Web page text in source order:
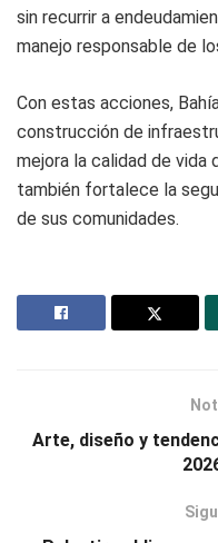
sin recurrir a
manejo responsable de
Con estas acciones,
construcción de
mejora la calidad de vida
también fortalece la
de sus comunidades.
Arte, diseño y